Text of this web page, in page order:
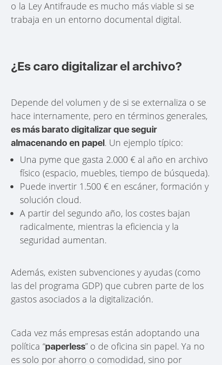
o la Ley Antifraude es mucho más viable si se
trabaja en un entorno documental digital.
¿Es caro digitalizar el archivo?
Depende del volumen y de si se externaliza o se
hace internamente, pero en términos generales,
es más barato digitalizar que seguir
almacenando en papel. Un ejemplo típico:
Una pyme que gasta 2.000 € al año en archivo
físico (espacio, muebles, tiempo de búsqueda).
Puede invertir 1.500 € en escáner, formación y
solución cloud.
A partir del segundo año, los costes bajan
radicalmente, mientras la eficiencia y la
seguridad aumentan.
Además, existen subvenciones y ayudas (como
las del programa GDP) que cubren parte de los
gastos asociados a la digitalización.
Cada vez más empresas están adoptando una
política “paperless” o de oficina sin papel. Ya no
es solo por ahorro o comodidad, sino por